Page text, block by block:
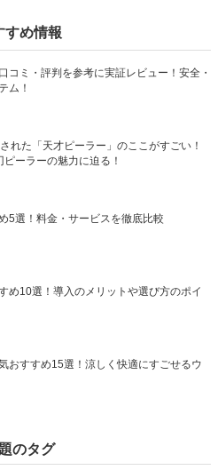
すめ情報
コミ・評判を参考に実証レビュー！安全・
ム！
れた「天才ピーラー」のここがすごい！
ーラーの魅力に迫る！
5選！料金・サービスを徹底比較
め10選！導入のメリットや選び方のポイ
おすすめ15選！涼しく快適にすごせるウ
のタグ